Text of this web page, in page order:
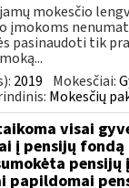
mokesčio
įmokoms
pasinaudoti tik
2019 Mokesčiai:
Mokesčių
visai
į pensijų
pensijų
papildomai